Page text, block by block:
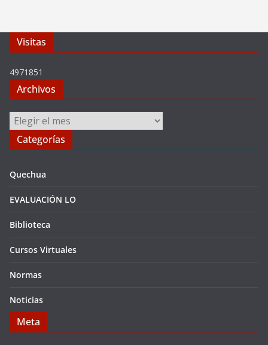
Visitas
4971851
Archivos
Archivos
Categorías
Quechua
EVALUACIÓN LO
Biblioteca
Cursos Virtuales
Normas
Noticias
Meta